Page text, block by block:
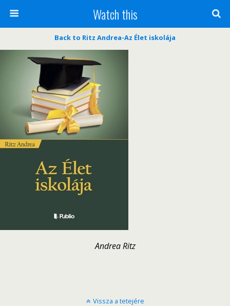
Watch this
Back to Ritz Andrea-Az Élet iskolája
Andrea Ritz
Vissza a tetejére